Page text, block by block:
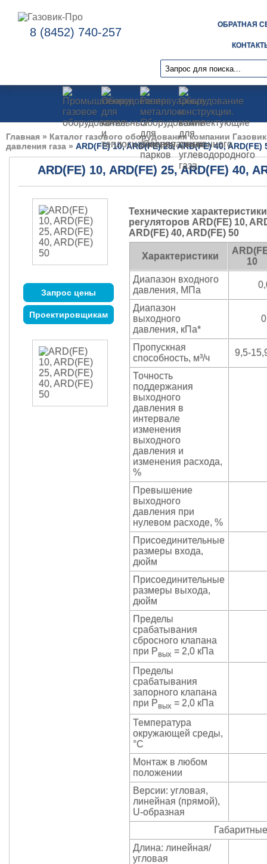
8 (8452) 740-257
ОБРАТНАЯ
Главная » Каталог газового оборудования компании Газовик
давления газа » ARD(FE) 10, ARD(FE) 25, ARD(FE) 40, ARD(FE)
ARD(FE) 10, ARD(FE) 25, ARD(FE) 40,
Запрос цены
Проектировщикам
Технические характеристики
регуляторов ARD(FE) 10,
ARD(FE) 40, ARD(FE) 50
Характеристики
10
Диапазон входного
давления, МПа
Диапазон
выходного
давления, кПа*
Пропускная
способность, м³/ч
9,5-
Точность
поддержания
выходного
давления в
интервале
изменения
выходного
давления и
изменения расхода,
%
Превышение
выходного
давления при
нулевом расходе, %
Присоединительные
размеры входа,
дюйм
Присоединительные
размеры выхода,
дюйм
Пределы
срабатывания
сбросного клапана
при Рвых = 2,0 кПа
Пределы
срабатывания
запорного клапана
при Рвых = 2,0 кПа
Температура
окружающей среды,
°С
Монтаж в любом
положении
Версии: угловая,
линейная (прямой),
U-образная
Длина: линейная/
угловая